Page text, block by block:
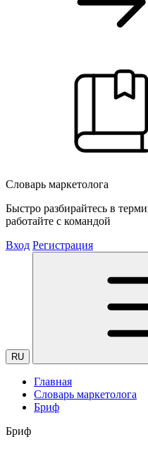
Словарь маркетолога
Быстро разбирайтесь в
работайте с командой
Вход Регистрация
RU
Главная
Словарь маркетолога
Бриф
Бриф